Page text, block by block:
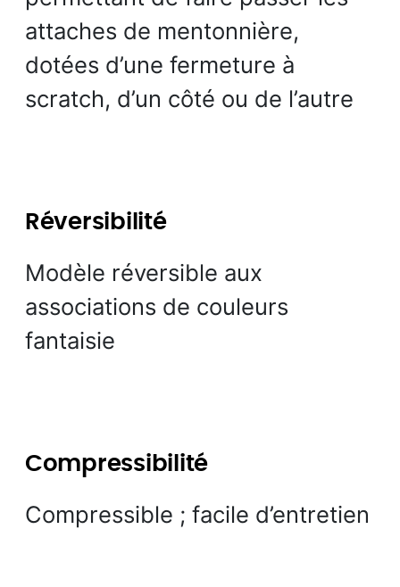
attaches de mentonnière,
dotées d’une fermeture à
scratch, d’un côté ou de l’autre
Réversibilité
Modèle réversible aux
associations de couleurs
fantaisie
Compressibilité
Compressible ; facile d’entretien